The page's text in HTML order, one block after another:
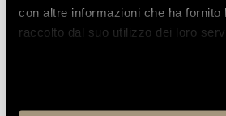
con altre informazioni che ha fornito
raccolto dal suo utilizzo dei loro
PLACES
TOUR